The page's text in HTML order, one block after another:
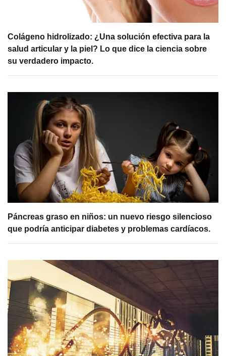
Colágeno hidrolizado: ¿Una solución efectiva para la
salud articular y la piel? Lo que dice la ciencia sobre
su verdadero impacto.
Páncreas graso en niños: un nuevo riesgo silencioso
que podría anticipar diabetes y problemas cardíacos.